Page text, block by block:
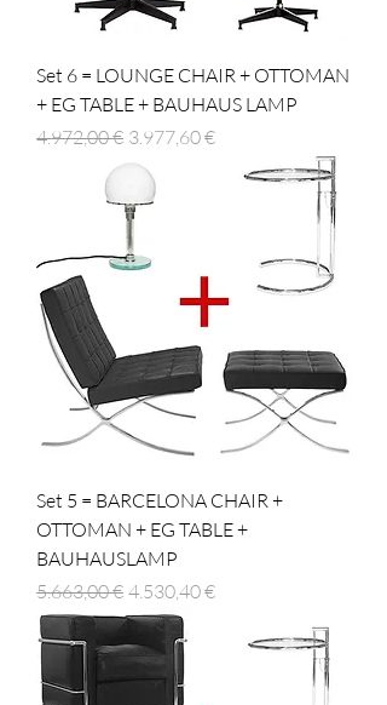
Set 6 = LOUNGE CHAIR + OTTOMAN
+ EG TABLE + BAUHAUS LAMP
Regulær pris
4.972,00 € Salgspris
3.977,60 €
Set 5 = BARCELONA CHAIR +
OTTOMAN + EG TABLE +
BAUHAUSLAMP
Regulær pris
5.663,00 € Salgspris
4.530,40 €